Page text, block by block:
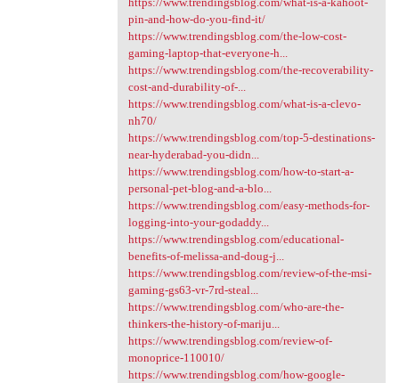
pin-and-how-do-you-find-it/
https://www.trendingsblog.com/the-low-cost-
gaming-laptop-that-everyone-h...
https://www.trendingsblog.com/the-recoverability-
cost-and-durability-of-...
https://www.trendingsblog.com/what-is-a-clevo-
nh70/
https://www.trendingsblog.com/top-5-destinations-
near-hyderabad-you-didn...
https://www.trendingsblog.com/how-to-start-a-
personal-pet-blog-and-a-blo...
https://www.trendingsblog.com/easy-methods-for-
logging-into-your-godaddy...
https://www.trendingsblog.com/educational-
benefits-of-melissa-and-doug-j...
https://www.trendingsblog.com/review-of-the-msi-
gaming-gs63-vr-7rd-steal...
https://www.trendingsblog.com/who-are-the-
thinkers-the-history-of-mariju...
https://www.trendingsblog.com/review-of-
monoprice-110010/
https://www.trendingsblog.com/how-google-